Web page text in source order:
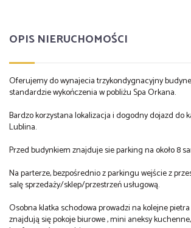
OPIS NIERUCHOMOŚCI
Oferujemy do wynajecia trzykondygnacyjny
standardzie wykończenia w pobliżu Spa Orkana.
Bardzo korzystana lokalizacja i dogodny dojazd do
Lublina.
Przed budynkiem znajduje sie parking na około 8
Na parterze, bezpośrednio z parkingu wejście z
salę sprzedaży/sklep/przestrzeń usługową.
Osobna klatka schodowa prowadzi na kolejne
znajdują się pokoje biurowe , mini aneksy